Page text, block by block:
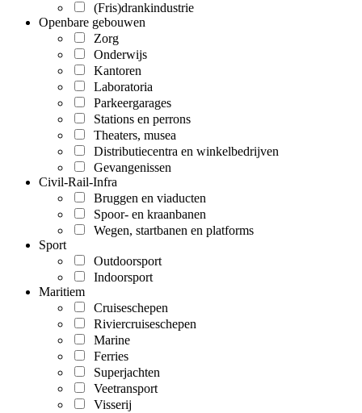
(Fris)drankindustrie
Openbare gebouwen
Zorg
Onderwijs
Kantoren
Laboratoria
Parkeergarages
Stations en perrons
Theaters, musea
Distributiecentra en winkelbedrijven
Gevangenissen
Civil-Rail-Infra
Bruggen en viaducten
Spoor- en kraanbanen
Wegen, startbanen en platforms
Sport
Outdoorsport
Indoorsport
Maritiem
Cruiseschepen
Riviercruiseschepen
Marine
Ferries
Superjachten
Veetransport
Visserij